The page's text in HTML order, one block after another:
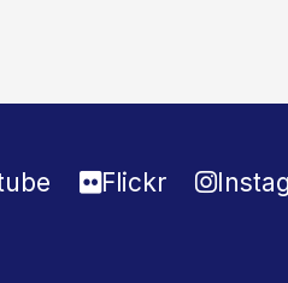
Flickr